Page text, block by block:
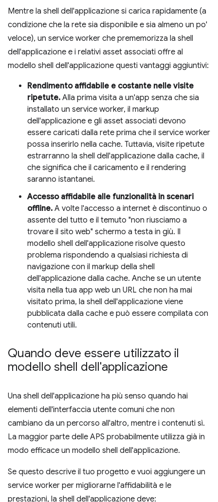
Mentre la shell dell'applicazione si carica rapidamente (a
condizione che la rete sia disponibile e sia almeno un po'
veloce), un service worker che prememorizza la shell
dell'applicazione e i relativi asset associati offre al
modello shell dell'applicazione questi vantaggi aggiuntivi:
Rendimento affidabile e costante nelle visite
ripetute. Alla prima visita a un'app senza che sia
installato un service worker, il markup
dell'applicazione e gli asset associati devono
essere caricati dalla rete prima che il service worker
possa inserirlo nella cache. Tuttavia, visite ripetute
estrarranno la shell dell'applicazione dalla cache, il
che significa che il caricamento e il rendering
saranno istantanei.
Accesso affidabile alle funzionalità in scenari
offline. A volte l'accesso a internet è discontinuo o
assente del tutto e il temuto "non riusciamo a
trovare il sito web" schermo a testa in giù. Il
modello shell dell'applicazione risolve questo
problema rispondendo a qualsiasi richiesta di
navigazione con il markup della shell
dell'applicazione dalla cache. Anche se un utente
visita nella tua app web un URL che non ha mai
visitato prima, la shell dell'applicazione viene
pubblicata dalla cache e può essere compilata con
contenuti utili.
Quando deve essere utilizzato il
modello shell dell'applicazione
Una shell dell'applicazione ha più senso quando hai
elementi dell'interfaccia utente comuni che non
cambiano da un percorso all'altro, mentre i contenuti sì.
La maggior parte delle APS probabilmente utilizza già in
modo efficace un modello shell dell'applicazione.
Se questo descrive il tuo progetto e vuoi aggiungere un
service worker per migliorarne l'affidabilità e le
prestazioni, la shell dell'applicazione deve: